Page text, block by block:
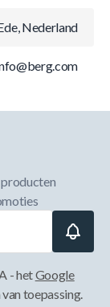
Nederland
producten
- hetGoogle
van toepassing.